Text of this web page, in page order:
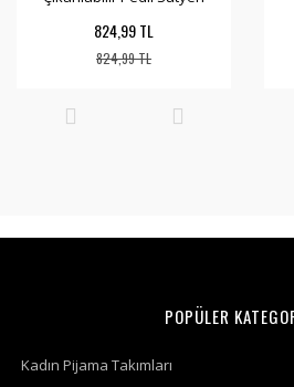
824,99 TL
824,99 TL
POPÜLER
Kadın Pijama Takımları